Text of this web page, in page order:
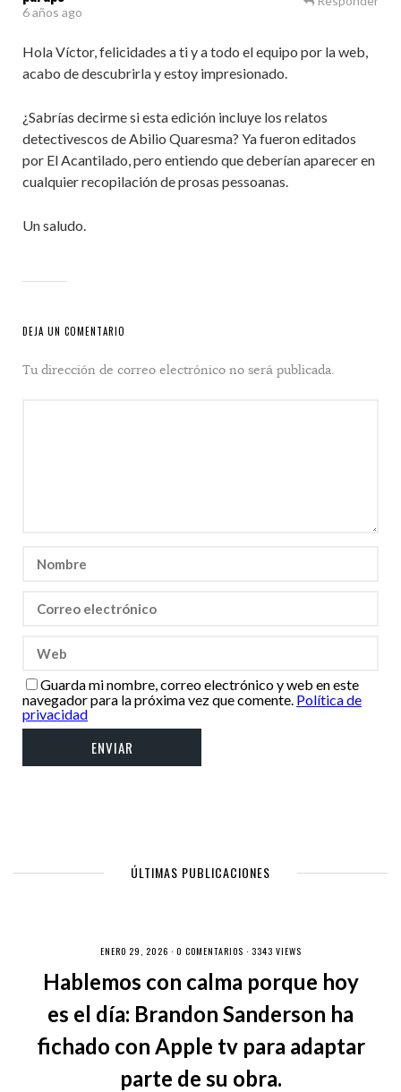
6 años ago
Hola Víctor, felicidades a ti y a todo el equipo por la web,
acabo de descubrirla y estoy impresionado.
¿Sabrías decirme si esta edición incluye los relatos
detectivescos de Abilio Quaresma? Ya fueron editados
por El Acantilado, pero entiendo que deberían aparecer en
cualquier recopilación de prosas pessoanas.
Un saludo.
DEJA UN COMENTARIO
Tu dirección de correo electrónico no será publicada.
Guarda mi nombre, correo electrónico y web en este
navegador para la próxima vez que comente. Política de
privacidad
ÚLTIMAS PUBLICACIONES
ENERO 29, 2026 · 0 COMENTARIOS · 3343 VIEWS
Hablemos con calma porque hoy
es el día: Brandon Sanderson ha
fichado con Apple tv para adaptar
parte de su obra.